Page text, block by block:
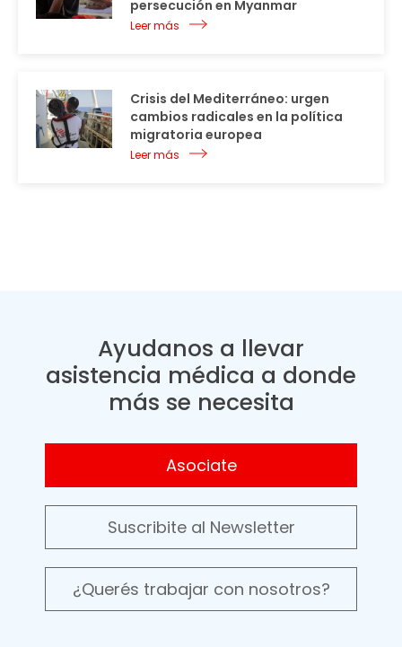
persecución en Myanmar
Leer más
Crisis del Mediterráneo: urgen
cambios radicales en la política
migratoria europea
Leer más
Ayudanos a llevar
asistencia médica a donde
más se necesita
Asociate
Suscribite al Newsletter
¿Querés trabajar con nosotros?